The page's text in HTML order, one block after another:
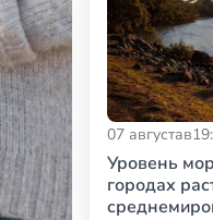
07 августав
Уровень
городах